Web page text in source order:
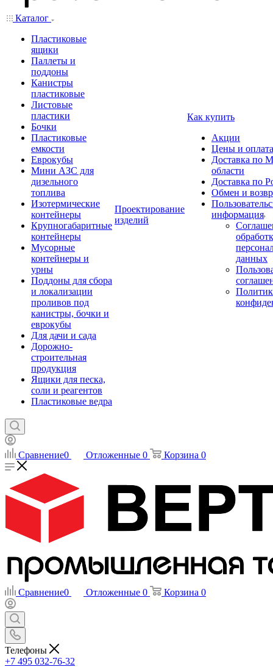
Каталог
Пластиковые
ящики
Паллеты и
поддоны
Канистры
пластиковые
Листовые
пластики
Бочки
Пластиковые
емкости
Еврокубы
Мини АЗС для
дизельного
топлива
Изотермические
контейнеры
Крупногабаритные
контейнеры
Мусорные
контейнеры и
урны
Поддоны для сбора
и локализации
проливов под
канистры, бочки и
еврокубы
Для дачи и сада
Дорожно-
строительная
продукция
Ящики для песка,
соли и реагентов
Пластиковые ведра
Проектирование
изделий
Как купить
Акции
Цены и оплата
Доставка по
области
Доставка по
Обмен и
информация
данных
Сравнение0 Отложенные 0 Корзина 0
Сравнение0 Отложенные 0 Корзина 0
Телефоны
+7 495 032-76-32